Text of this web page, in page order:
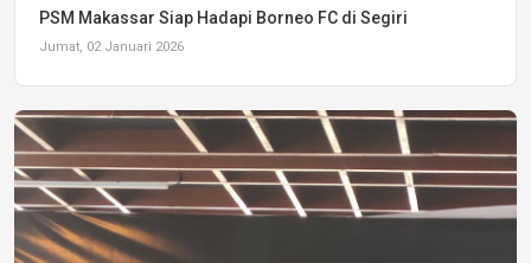
PSM Makassar Siap Hadapi Borneo FC di Segiri
Jumat, 02 Januari 2026